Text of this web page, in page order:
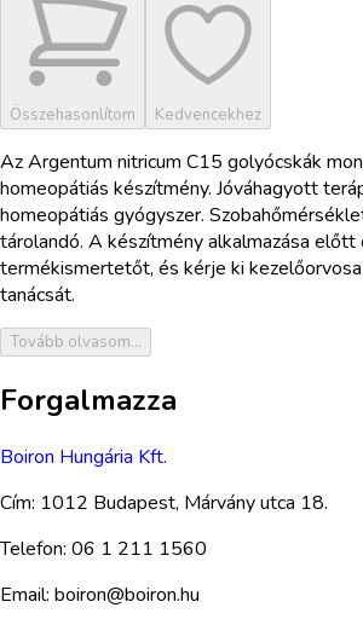
Összehasonlítom Kedvencekhez
Az Argentum nitricum C15 golyócskák
homeopátiás készítmény. Jóváhagyott
homeopátiás gyógyszer.
tárolandó. A készítmény alkalmazása előtt
termékismertetőt, és kérje ki
tanácsát.
Tovább olvasom...
Forgalmazza
Boiron Hungária Kft.
Cím: 1012 Budapest, Márvány utca 18.
Telefon: 06 1 211 1560
Email: boiron@boiron.hu